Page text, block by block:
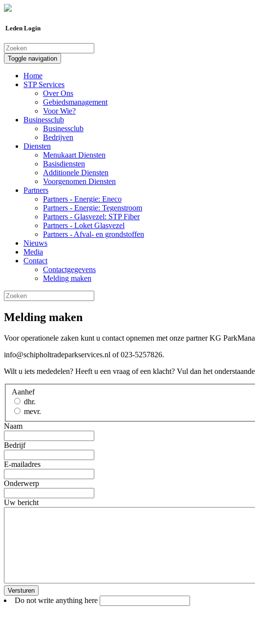
Leden Login
Toggle navigation
Home
STP Services
Over Ons
Gebiedsmanagement
Voor Wie?
Businessclub
Businessclub
Bedrijven
Diensten
Menukaart Diensten
Basisdiensten
Additionele Diensten
Voorgenomen Diensten
Partners
Partners - Energie: Eneco
Partners - Energie: Tegenstroom
Partners - Glasvezel: STP Fiber
Partners - Loket Glasvezel
Partners - Afval- en grondstoffen
Nieuws
Media
Contact
Contactgegevens
Melding maken
Melding maken
Voor operationele zaken kunt u contact opnemen met onze partner KG
info@schipholtradeparkservices.nl of 023-5257826.
Wilt u iets mededelen? Heeft u een vraag of een klacht? Vul dan het
Aanhef
dhr.
mevr.
Naam
Bedrijf
E-mailadres
Onderwerp
Uw bericht
Do not write anything here